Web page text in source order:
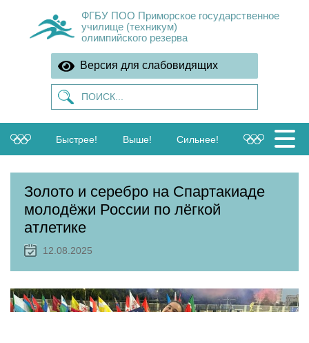
ФГБУ ПОО Приморское государственное
училище (техникум)
олимпийского резерва
Версия для слабовидящих
Быстрее! Выше! Сильнее!
Золото и серебро на Спартакиаде
молодёжи России по лёгкой
атлетике
12.08.2025